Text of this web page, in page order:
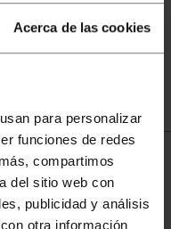
Acerca de las cookies
para personalizar
funciones de redes
compartimos
del sitio web con
publicidad y análisis
otra información
USB 2.0